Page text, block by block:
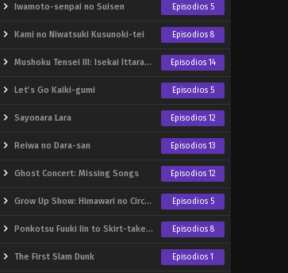
Iwamoto-senpai no Suisen Episodios 5
Kami no Niwatsuki Kusunoki-tei Episodios 8
Mushoku Tensei III: Isekai Ittara Honki Dasu Episodios 14
Let’s Go Kaiki-gumi Episodios 5
Sayonara Lara Episodios 12
Reiwa no Dara-san Episodios 13
Ghost Concert: Missing Songs Episodios 12
Grow Up Show: Himawari no Circus-dan Episodios 5
Ponkotsu Fuuki Iin to Skirt-take ga Futekisetsu na JK no Hanashi Episodios 8
The First Slam Dunk Episodios 1